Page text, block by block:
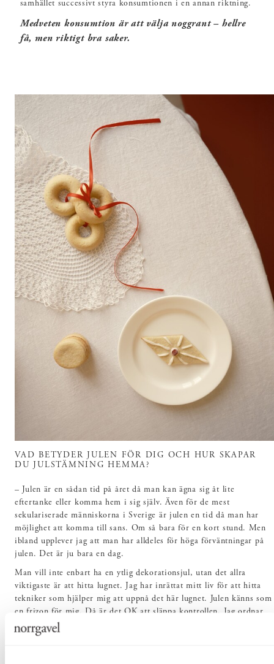
samhället successivt styra konsumtionen i en annan riktning.
Medveten konsumtion är att välja noggrant – hellre
få, men riktigt bra saker.
VAD BETYDER JULEN FÖR DIG OCH HUR SKAPAR
DU JULSTÄMNING HEMMA?
– Julen är en sådan tid på året då man kan ägna sig åt lite
eftertanke eller komma hem i sig själv. Även för de mest
sekulariserade människorna i Sverige är julen en tid då man har
möjlighet att komma till sans. Om så bara för en kort stund. Men
ibland upplever jag att man har alldeles för höga förväntningar på
julen. Det är ju bara en dag.
Man vill inte enbart ha en ytlig dekorationsjul, utan det allra
viktigaste är att hitta lugnet. Jag har inrättat mitt liv för att hitta
tekniker som hjälper mig att uppnå det här lugnet. Julen känns som
en frizon för mig. Då är det OK att släppa kontrollen. Jag ordnar
och avslutar allt som har med jobbet att göra innan julen, så att jag
bara kan slappna av. Sedan ser jag vad som händer. Det är ett djupt